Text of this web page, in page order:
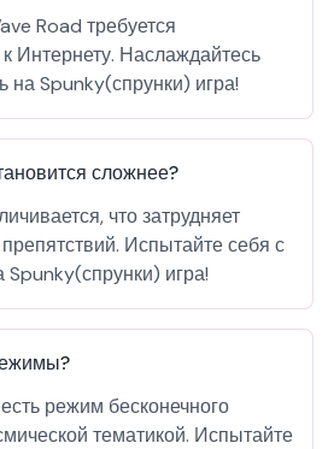
Road требуется
Интернету. Наслаждайтесь
на Spunky(спрунки) игра!
сложнее?
что затрудняет
Испытайте себя с
Spunky(спрунки) игра!
режим бесконечного
тематикой. Испытайте